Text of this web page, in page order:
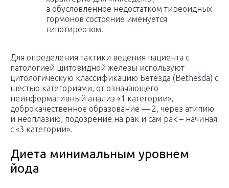
а обусловленное недостатком тиреоидных
гормонов состояние именуется
гипотиреозом.
Для определения тактики ведения пациента с
патологией щитовидной железы используют
цитологическую классификацию Бетезда (Bethesda) с
шестью категориями, от означающего
неинформативный анализ «1 категории»,
доброкачественное образование — 2, через атипию
и неоплазию, подозрение на рак и сам рак – начиная
с «3 категории».
Диета минимальным уровнем
йода